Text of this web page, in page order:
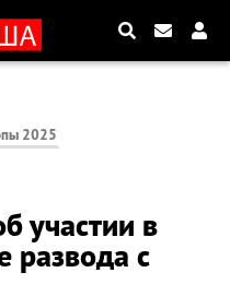
2025
участии в
развода с